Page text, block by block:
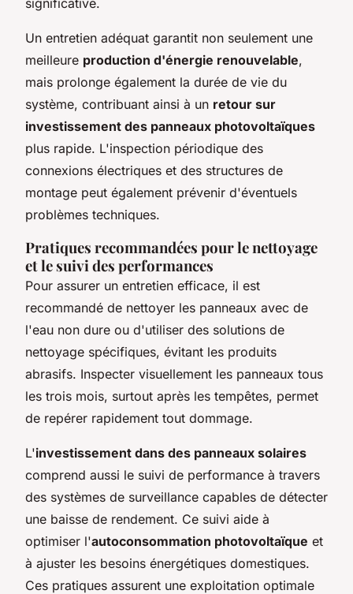
Un entretien adéquat garantit non seulement une
meilleure production d'énergie renouvelable,
mais prolonge également la durée de vie du
système, contribuant ainsi à un retour sur
investissement des panneaux photovoltaïques
plus rapide. L'inspection périodique des
connexions électriques et des structures de
montage peut également prévenir d'éventuels
problèmes techniques.
Pratiques recommandées pour le nettoyage
et le suivi des performances
Pour assurer un entretien efficace, il est
recommandé de nettoyer les panneaux avec de
l'eau non dure ou d'utiliser des solutions de
nettoyage spécifiques, évitant les produits
abrasifs. Inspecter visuellement les panneaux tous
les trois mois, surtout après les tempêtes, permet
de repérer rapidement tout dommage.
L'investissement dans des panneaux solaires
comprend aussi le suivi de performance à travers
des systèmes de surveillance capables de détecter
une baisse de rendement. Ce suivi aide à
optimiser l'autoconsommation photovoltaïque et
à ajuster les besoins énergétiques domestiques.
Ces pratiques assurent une exploitation optimale